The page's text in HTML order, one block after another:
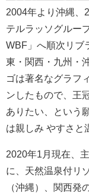
2004年より沖縄、
テルラッソグルー
WBF」へ順次リブ
東・関西・九州・
ゴは著名なグラフ
ンしたもので、王
ありたい、という
は親しみ やすさと
2020年1月現在、
に、天然温泉付リ
（沖縄）、関西発